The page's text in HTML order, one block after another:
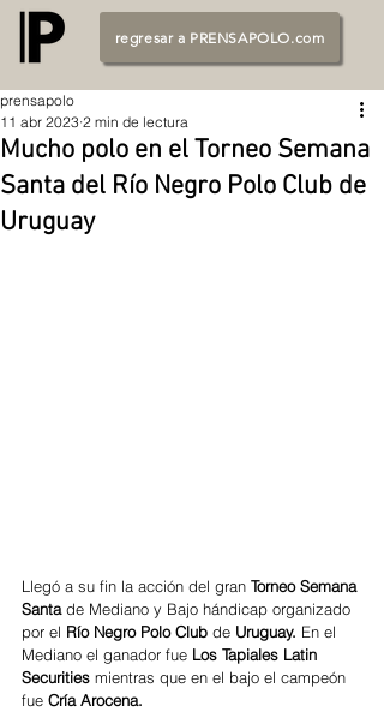
regresar a PRENSAPOLO.com
Mucho polo en el Torneo Semana
Santa del Río Negro Polo Club de
Uruguay
prensapolo
11 abr 2023 2 min de lectura
Llegó a su fin la acción del gran Torneo Semana
Santa de Mediano y Bajo hándicap organizado
por el Río Negro Polo Club de Uruguay. En el
Mediano el ganador fue Los Tapiales Latin
Securities mientras que en el bajo el campeón
fue Cría Arocena.